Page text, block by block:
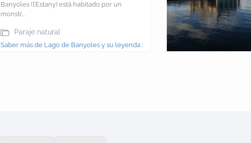
Banyoles (l’Estany) está habitado por un
monstr...
Paraje natural
Saber más de Lago de Banyoles y su leyenda >